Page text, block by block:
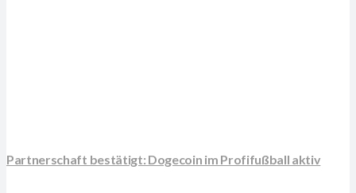
Partnerschaft bestätigt: Dogecoin im Profifußball aktiv